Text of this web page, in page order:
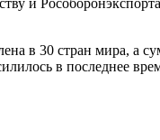
в 30 стран мира,
в последнее